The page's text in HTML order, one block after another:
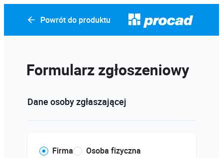
Powrót do produktu
Formularz zgłoszeniowy
Dane osoby zgłaszającej
Firma Osoba fizyczna